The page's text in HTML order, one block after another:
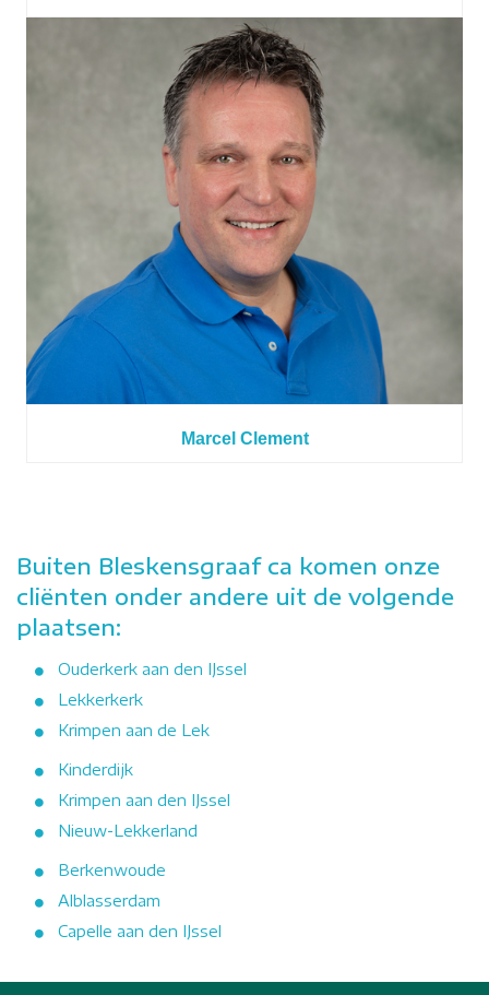
Marcel Clement
Buiten Bleskensgraaf ca komen onze
cliënten onder andere uit de volgende
plaatsen:
Ouderkerk aan den IJssel
Lekkerkerk
Krimpen aan de Lek
Kinderdijk
Krimpen aan den IJssel
Nieuw-Lekkerland
Berkenwoude
Alblasserdam
Capelle aan den IJssel